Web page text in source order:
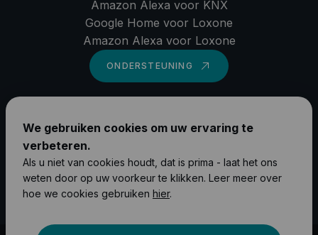
Amazon Alexa voor KNX
Google Home voor Loxone
Amazon Alexa voor Loxone
ONDERSTEUNING
Instagram
Facebook
We gebruiken cookies om uw ervaring te
verbeteren.
Als u niet van cookies houdt, dat is prima - laat het ons
weten door op uw voorkeur te klikken. Leer meer over
hoe we cookies gebruiken hier.